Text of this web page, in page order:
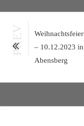
PREV
– 10.12.2023 in
Abensberg